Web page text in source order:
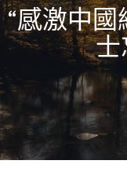
“感激中
士